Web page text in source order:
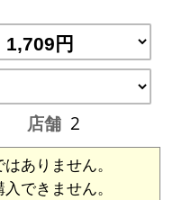
店舗 2
ありません。
できません。